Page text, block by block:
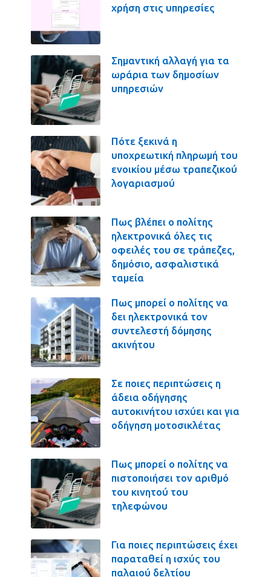
χρήση στις υπηρεσίες
Σημαντική αλλαγή για τα
ωράρια των δημοσίων
υπηρεσιών
Πότε ξεκινά η
υποχρεωτική πληρωμή του
ενοικίου μέσω τραπεζικού
λογαριασμού
Πως βλέπει ο πολίτης
ηλεκτρονικά όλες τις
οφειλές του σε τράπεζες,
δημόσιο, ασφαλιστικά
ταμεία
Πως μπορεί ο πολίτης να
δει ηλεκτρονικά τον
συντελεστή δόμησης
ακινήτου
Σε ποιες περιπτώσεις η
άδεια οδήγησης
αυτοκινήτου ισχύει και για
οδήγηση μοτοσικλέτας
Πως μπορεί ο πολίτης να
πιστοποιήσει τον αριθμό
του κινητού του
τηλεφώνου
Για ποιες περιπτώσεις έχει
παραταθεί η ισχύς του
παλαιού δελτίου